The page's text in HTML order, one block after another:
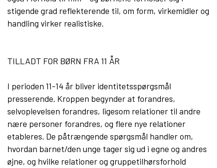
stigende grad reflekterende til, om form, virkemidler og
handling virker realistiske.
TILLADT FOR BØRN FRA 11 ÅR
I perioden 11-14 år bliver identitetsspørgsmål
presserende. Kroppen begynder at forandres,
selvoplevelsen forandres, ligesom relationer til andre
nære personer forandres, og flere nye relationer
etableres. De påtrængende spørgsmål handler om,
hvordan barnet/den unge tager sig ud i egne og andres
øjne, og hvilke relationer og gruppetilhørsforhold